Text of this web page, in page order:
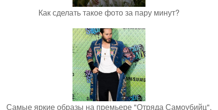
Как сделать такое фото за пару минут?
Самые яркие образы на премьере "Отряда Самоубийц".